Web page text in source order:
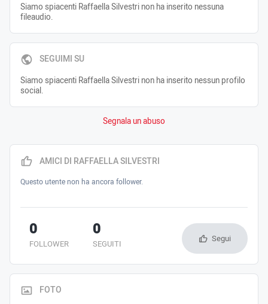
Siamo spiacenti Raffaella Silvestri non ha inserito nessuna
fileaudio.
SEGUIMI SU
Siamo spiacenti Raffaella Silvestri non ha inserito nessun profilo
social.
Segnala un abuso
AMICI DI RAFFAELLA SILVESTRI
Questo utente non ha ancora follower.
FOLLOWER
0
SEGUITI
0 Segui
FOTO